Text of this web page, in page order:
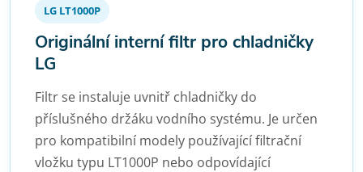
LG LT1000P
Originální interní filtr pro chladničky
LG
Filtr se instaluje uvnitř chladničky do
příslušného držáku vodního systému. Je určen
pro kompatibilní modely používající filtrační
vložku typu LT1000P nebo odpovídající